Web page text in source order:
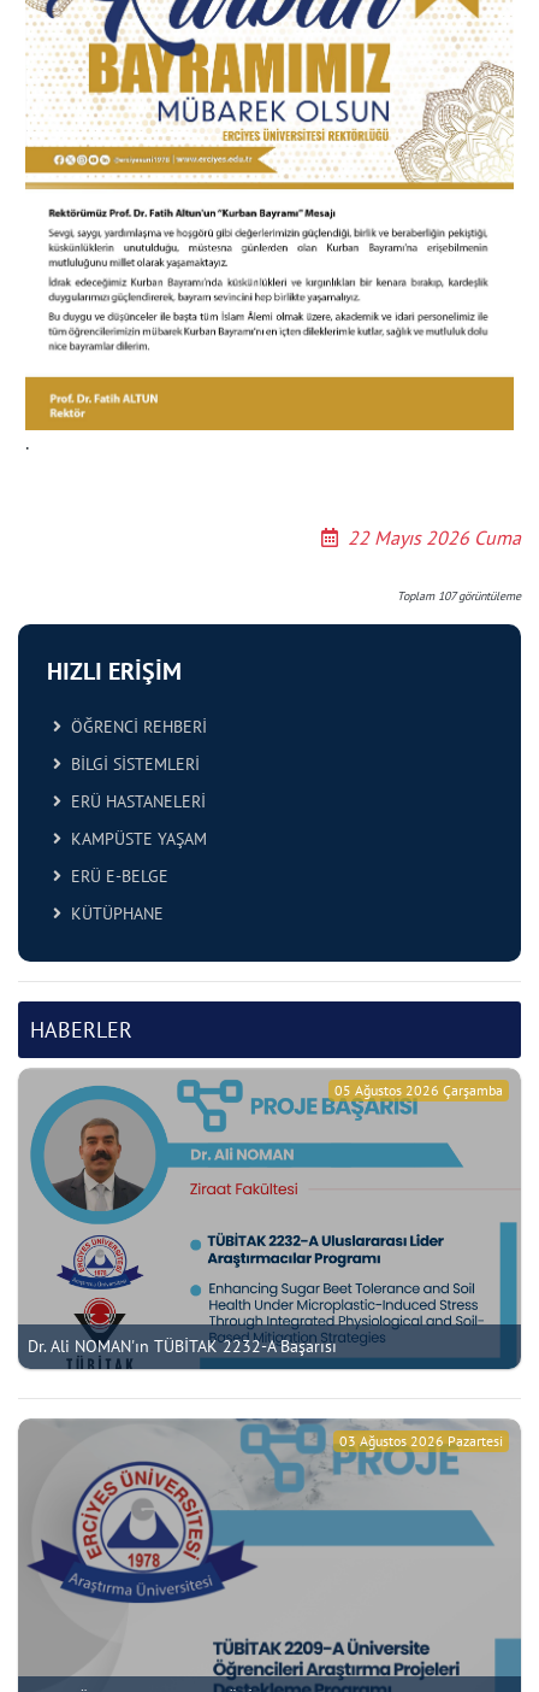
HIZLI ERİŞİM
ÖĞRENCİ REHBERİ
BİLGİ SİSTEMLERİ
ERÜ HASTANELERİ
KAMPÜSTE YAŞAM
ERÜ E-BELGE
KÜTÜPHANE
HABERLER
Dr. Ali NOMAN'ın TÜBİTAK 2232-A Başarısı
05 Ağustos 2026 Çarşamba
03 Ağustos 2026 Pazartesi
.
22 Mayıs 2026 Cuma
Toplam 107görüntüleme